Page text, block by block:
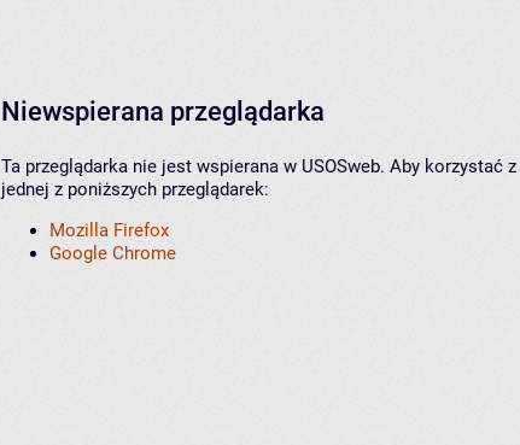
Niewspierana przeglądarka
Ta przeglądarka nie jest wspierana w USOSweb. Aby korzystać
jednej z poniższych przeglądarek:
Mozilla Firefox
Google Chrome